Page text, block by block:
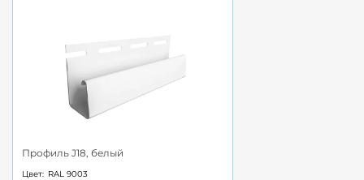
Профиль J18, белый
Цвет: RAL 9003